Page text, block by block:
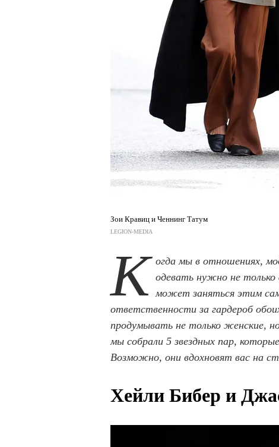
Зои Кравиц и Ченнинг Татум
LEGION-MEDIA
К огда мы в отношениях,
одевать нужно не
может заняться этим
ответственности за гардероб
продумывать не только женские,
мы собрали 5 звездных пар,
Возможно, они вдохновят вас на
Хейли Бибер и